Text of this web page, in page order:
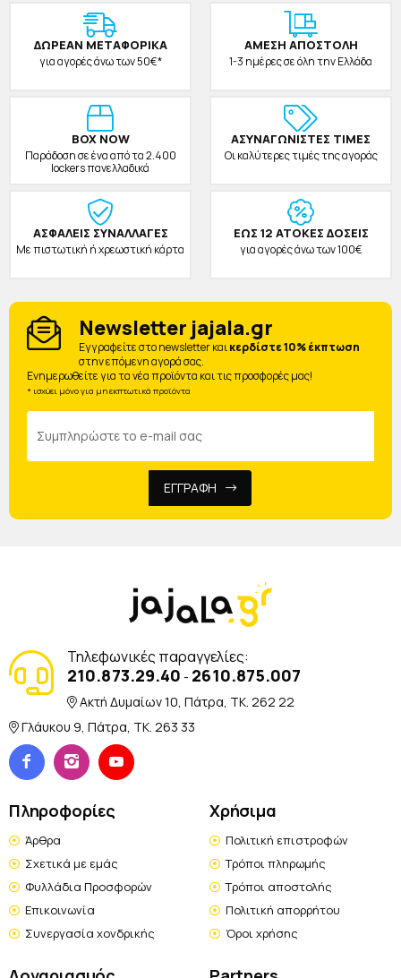
ΔΩΡΕAΝ ΜΕΤΑΦΟΡΙΚΑ
για αγορές άνω των 50€*
ΑΜΕΣΗ ΑΠΟΣΤΟΛΗ
1-3 ημέρες σε όλη την Ελλάδα
BOX NOW
Παράδοση σε ένα από τα 2.400
lockers πανελλαδικά
ΑΣΥΝΑΓΩΝΙΣΤΕΣ ΤΙΜΕΣ
Οι καλύτερες τιμές της αγοράς
ΑΣΦΑΛΕΙΣ ΣΥΝΑΛΛΑΓΕΣ
Με πιστωτική ή χρεωστική κάρτα
ΕΩΣ 12 ΑΤΟΚΕΣ ΔΟΣΕΙΣ
για αγορές άνω των 100€
Newsletter jajala.gr
Eγγραφείτε στο newsletter καικερδίστε 10% έκπτωση
στην επόμενη αγορά σας.
Ενημερωθείτε για τα νέα προϊόντα και τις προσφορές μας!
* ισχύει μόνο για μη εκπτωτικά προϊόντα
ΕΓΓΡΑΦΗ
Τηλεφωνικές παραγγελίες:
210.873.29.40 - 2610.875.007
Ακτή Δυμαίων 10, Πάτρα, TK. 262 22
Γλάυκου 9, Πάτρα, TK. 263 33
Πληροφορίες
Άρθρα
Σχετικά με εμάς
Φυλλάδια Προσφορών
Επικοινωνία
Συνεργασία χονδρικής
Χρήσιμα
Πολιτική επιστροφών
Τρόποι πληρωμής
Τρόποι αποστολής
Πολιτική απορρήτου
Όροι χρήσης